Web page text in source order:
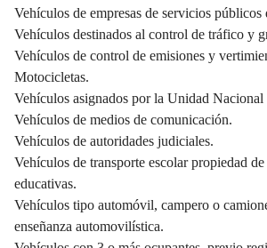
Vehículos de empresas de servicios
Vehículos destinados al control de tráfico y
Vehículos de control de emisiones y
Motocicletas.
Vehículos asignados por la Unidad Nacional
Vehículos de medios de comunicación.
Vehículos de autoridades judiciales.
Vehículos de transporte escolar propiedad
educativas.
Vehículos tipo automóvil, campero o
enseñanza automovilística.